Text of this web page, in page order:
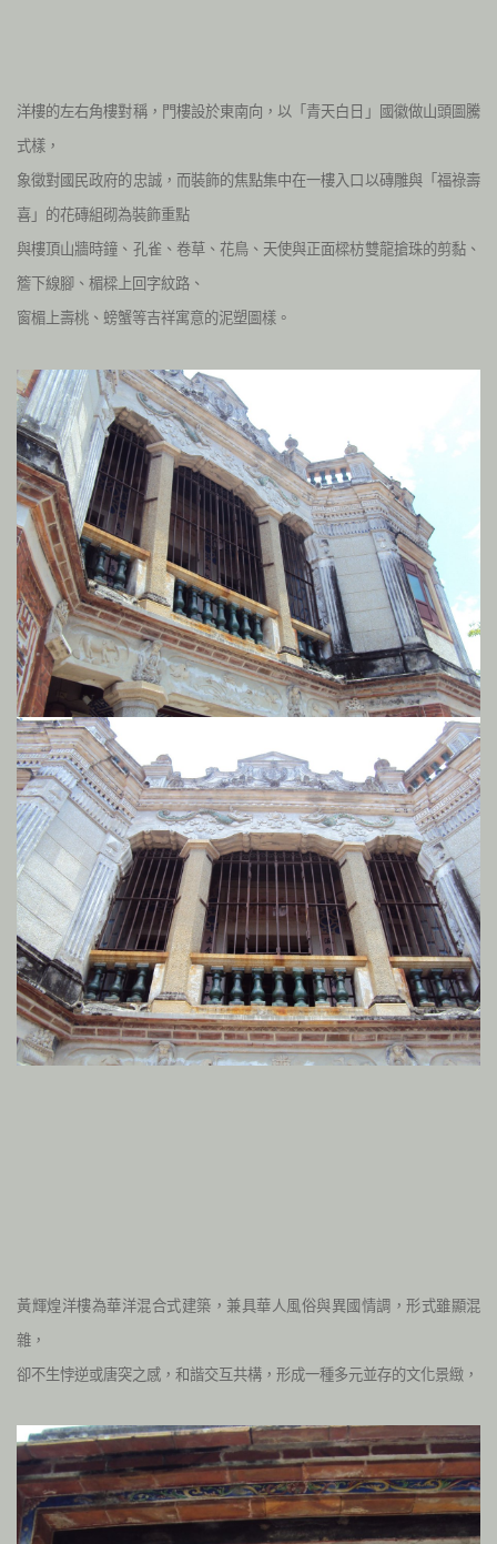
洋樓的左右角樓對稱，門樓設於東南向，以「青天白日」國徽做山頭圖騰
式樣，
象徵對國民政府的忠誠，而裝飾的焦點集中在一樓入口以磚雕與「福祿壽
喜」的花磚組砌為裝飾重點
與樓頂山牆時鐘、孔雀、卷草、花鳥、天使與正面樑枋雙龍搶珠的剪黏、
簷下線腳、楣樑上回字紋路、
窗楣上壽桃、螃蟹等吉祥寓意的泥塑圖樣。
黃輝煌洋樓為華洋混合式建築，兼具華人風俗與異國情調，形式雖顯混
雜，
卻不生悖逆或唐突之感，和諧交互共構，形成一種多元並存的文化景緻，